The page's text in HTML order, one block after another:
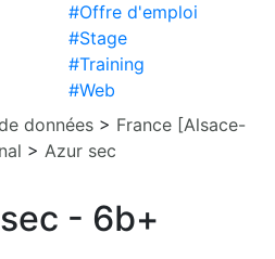
#Offre d'emploi
#Stage
#Training
#Web
données > France [Alsace-
> Azur sec
- 6b+